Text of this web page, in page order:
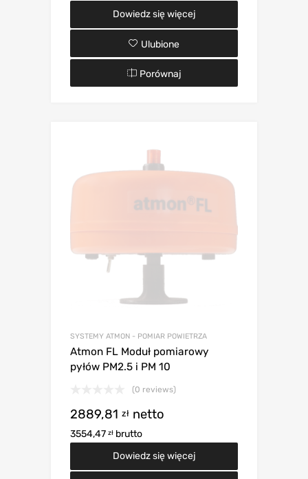
Dowiedz się więcej
Ulubione
Porównaj
SYSTEMY ATMON - POMIAR POWIETRZA
Atmon FL Moduł pomiarowy
pyłów PM2.5 i PM 10
(0 reviews)
2889,81 zł netto
3554,47 zł brutto
Dowiedz się więcej